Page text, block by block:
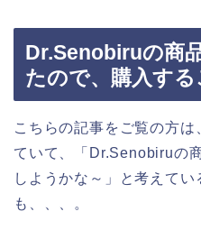
Dr.Senobiruの商
たので、購入す
こちらの記事をご覧の方
ていて、「Dr.Senobiruの
しようかな～」と考えて
も、、、。